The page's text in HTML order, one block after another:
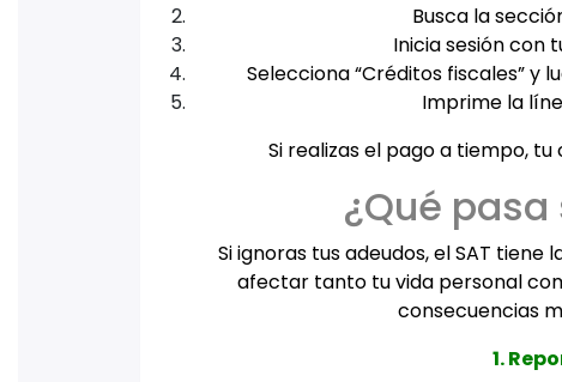
Busca la
Inicia sesión con
Selecciona “Créditos fiscales” y
Imprime la
Si realizas el pago a tiempo,
¿Qué pasa
Si ignoras tus adeudos, el SAT
afectar tanto tu vida personal
consecuencias
1.